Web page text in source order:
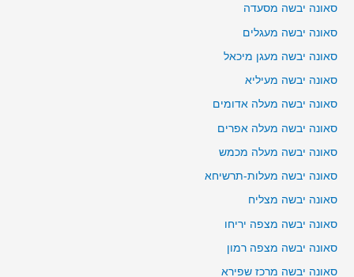
סאונה יבשה מסעדה
סאונה יבשה מעגלים
סאונה יבשה מעגן מיכאל
סאונה יבשה מעיליא
סאונה יבשה מעלה אדומים
סאונה יבשה מעלה אפרים
סאונה יבשה מעלה מכמש
סאונה יבשה מעלות-תרשיחא
סאונה יבשה מצליח
סאונה יבשה מצפה יריחו
סאונה יבשה מצפה רמון
סאונה יבשה מרכז שפירא